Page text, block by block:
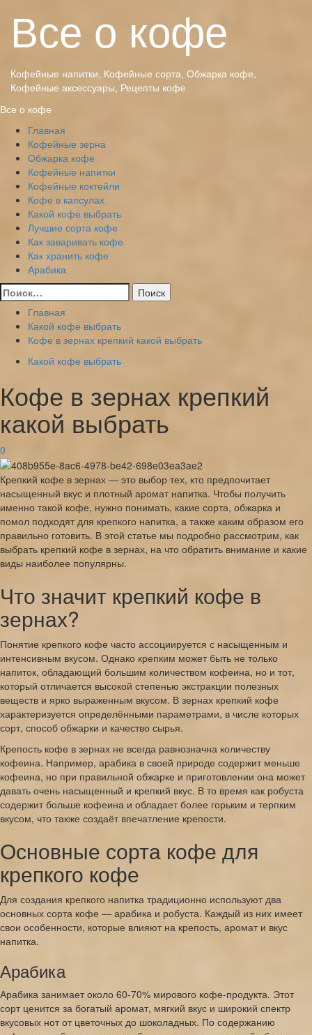
содержимому
Все о кофе
Кофейные напитки, Кофейные сорта, Обжарка кофе,
Кофейные аксессуары, Рецепты кофе
Основное
Все о кофе
Главная
Кофейные зерна
Обжарка кофе
Кофейные напитки
Кофейные коктейли
Кофе в капсулах
Какой кофе выбрать
Лучшие сорта кофе
Как заваривать кофе
Как хранить кофе
Арабика
Найти:
Главная
Какой кофе выбрать
Кофе в зернах крепкий какой выбрать
Какой кофе выбрать
Кофе в зернах крепкий
какой выбрать
0
Крепкий кофе в зернах — это выбор тех, кто предпочитает
насыщенный вкус и плотный аромат напитка. Чтобы получить
именно такой кофе, нужно понимать, какие сорта, обжарка и
помол подходят для крепкого напитка, а также каким образом его
правильно готовить. В этой статье мы подробно рассмотрим, как
выбрать крепкий кофе в зернах, на что обратить внимание и какие
виды наиболее популярны.
Что значит крепкий кофе в
зернах?
Понятие крепкого кофе часто ассоциируется с насыщенным и
интенсивным вкусом. Однако крепким может быть не только
напиток, обладающий большим количеством кофеина, но и тот,
который отличается высокой степенью экстракции полезных
веществ и ярко выраженным вкусом. В зернах крепкий кофе
характеризуется определёнными параметрами, в числе которых
сорт, способ обжарки и качество сырья.
Крепость кофе в зернах не всегда равнозначна количеству
кофеина. Например, арабика в своей природе содержит меньше
кофеина, но при правильной обжарке и приготовлении она может
давать очень насыщенный и крепкий вкус. В то время как робуста
содержит больше кофеина и обладает более горьким и терпким
вкусом, что также создаёт впечатление крепости.
Основные сорта кофе для
крепкого кофе
Для создания крепкого напитка традиционно используют два
основных сорта кофе — арабика и робуста. Каждый из них имеет
свои особенности, которые влияют на крепость, аромат и вкус
напитка.
Арабика
Арабика занимает около 60-70% мирового кофе-продукта. Этот
сорт ценится за богатый аромат, мягкий вкус и широкий спектр
вкусовых нот от цветочных до шоколадных. По содержанию